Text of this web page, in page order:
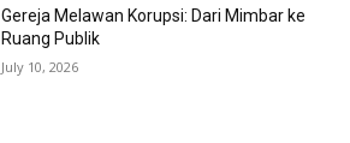
Gereja Melawan Korupsi: Dari Mimbar ke
Ruang Publik
July 10, 2026